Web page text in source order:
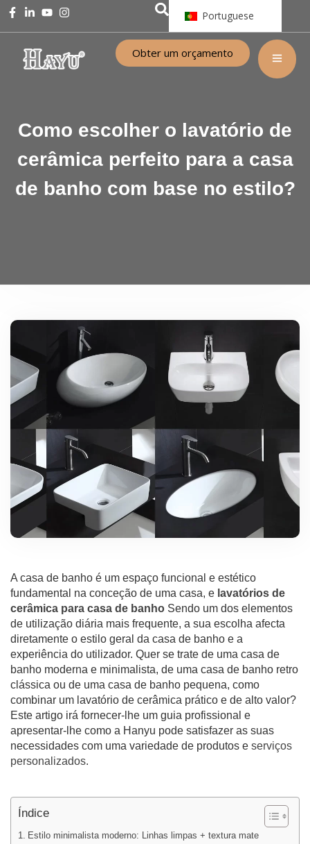
Portuguese
Obter um orçamento
Como escolher o lavatório de
cerâmica perfeito para a casa
de banho com base no estilo?
A casa de banho é um espaço funcional e estético
fundamental na conceção de uma casa, e lavatórios de
cerâmica para casa de banho Sendo um dos elementos
de utilização diária mais frequente, a sua escolha afecta
diretamente o estilo geral da casa de banho e a
experiência do utilizador. Quer se trate de uma casa de
banho moderna e minimalista, de uma casa de banho retro
clássica ou de uma casa de banho pequena, como
combinar um lavatório de cerâmica prático e de alto valor?
Este artigo irá fornecer-lhe um guia profissional e
apresentar-lhe como a Hanyu pode satisfazer as suas
necessidades com uma variedade de produtos e serviços
personalizados.
Índice
Estilo minimalista moderno: Linhas limpas + textura mate